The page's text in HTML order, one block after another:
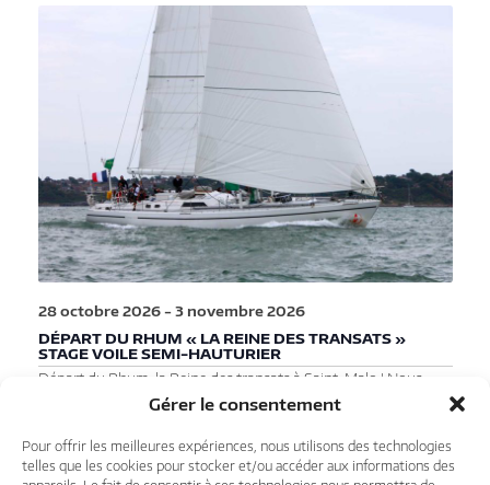
Gérer le consentement
Pour offrir les meilleures expériences, nous utilisons des technologies
telles que les cookies pour stocker et/ou accéder aux informations des
DÉPART DU RHUM « LA REINE DES TRANSATS »
STAGE VOILE SEMI-HAUTURIER
28 octobre 2026-3 novembre 2026
Départ du Rhum, la Reine des transats à Saint-Malo ! Nous
organisons à cette occasion un stage FFVoile semi-hauturier
l'un de nos Challenge 67, monocoques de 21 mètres skippé par
deux marins professionnels. Au total, 500 milles de navigation